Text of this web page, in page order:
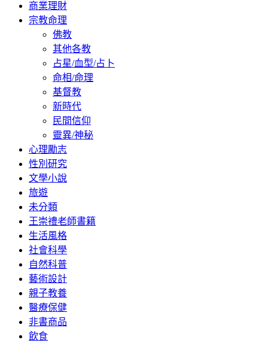
商業理財
宗教命理
佛教
其他各教
占星/血型/占卜
命相/命理
基督教
新時代
民間信仰
靈異/神秘
心理勵志
性別研究
文學小說
旅遊
未分類
王崇禮老師書籍
生活風格
社會科學
自然科普
藝術設計
親子教養
醫療保健
非書商品
飲食